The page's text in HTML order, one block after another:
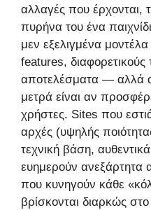
αλλαγές που έρχονται,
πυρήνα του ένα
μεν εξελιγμένα
features, διαφορετικούς
αποτελέσματα — αλλά
μετρά είναι αν
χρήστες. Sites που
αρχές (υψηλής
τεχνική βάση,
ευημερούν
που κυνηγούν κάθε
βρίσκονται διαρκώς